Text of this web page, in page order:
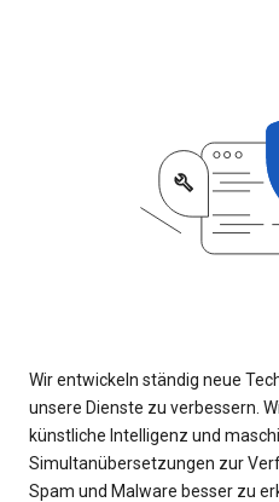
Wir entwickeln ständig neue
unsere Dienste zu verbessern.
künstliche Intelligenz und
Simultanübersetzungen zur
Spam und Malware besser zu